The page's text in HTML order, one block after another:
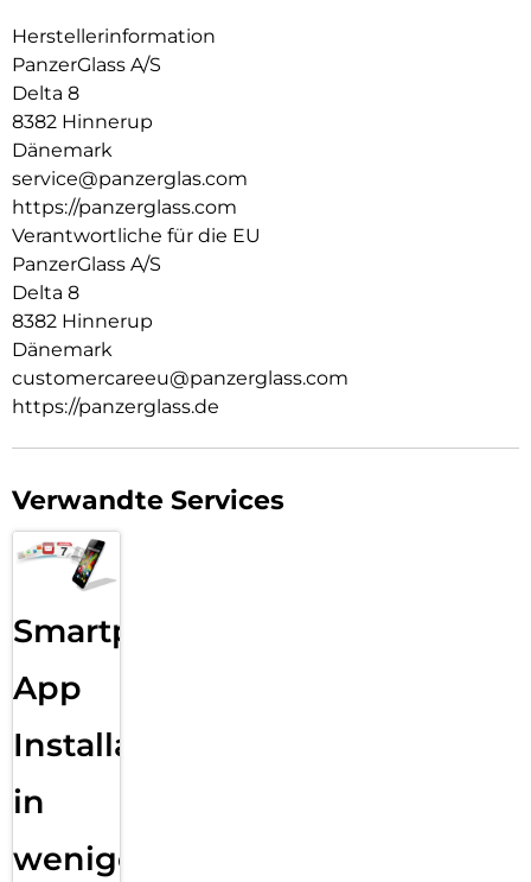
verstärkten Ecken, die den täglichen Stößen und
Erschütterungen standhalten. Dank der integrierten
Halterung für deinen Apple Pencil hast du ihn immer
griffbereit.
Bist du bereit, dein iPad auf das nächste Level zu bringen?
Die iPad Essential Hülle vereint Stil, Vielseitigkeit und Schutz
in einem cleveren Design – gemacht, um mit dir Schritt zu
halten, egal wohin dich der Tag führt.
Herstellerinformation
PanzerGlass A/S
Delta 8
8382 Hinnerup
Dänemark
service@panzerglas.com
https://panzerglass.com
Verantwortliche für die EU
PanzerGlass A/S
Delta 8
8382 Hinnerup
Dänemark
customercareeu@panzerglass.com
https://panzerglass.de
Verwandte Services
Smartphone
App
Installation
in
wenigen